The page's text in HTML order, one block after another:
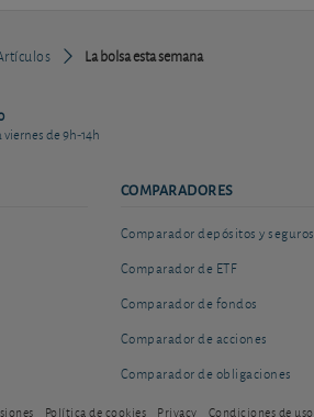
La bolsa esta semana
viernes de 9h-14h
COMPARADORES
Comparador depósitos y seguros
Comparador de ETF
Comparador de fondos
Comparador de acciones
Comparador de obligaciones
Política de cookies Privacy Condiciones de uso